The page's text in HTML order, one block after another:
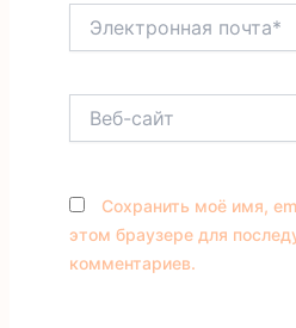
почта*
сайт
Сохранить моё имя,
этом браузере для
комментариев.